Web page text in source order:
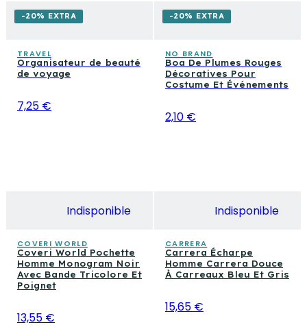
-20% EXTRA
TRAVEL
Organisateur de beauté
de voyage
7,25 €
-20% EXTRA
NO BRAND
Boa De Plumes Rouges
Décoratives Pour
Costume Et Événements
2,10 €
Indisponible
COVERI WORLD
Coveri World Pochette
Homme Monogram Noir
Avec Bande Tricolore Et
Poignet
13,55 €
Indisponible
CARRERA
Carrera Écharpe
Homme Carrera Douce
À Carreaux Bleu Et Gris
15,65 €